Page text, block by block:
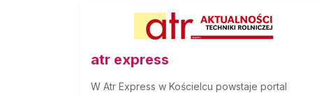
atr express
W Atr Express w Kościelcu powstaje portal